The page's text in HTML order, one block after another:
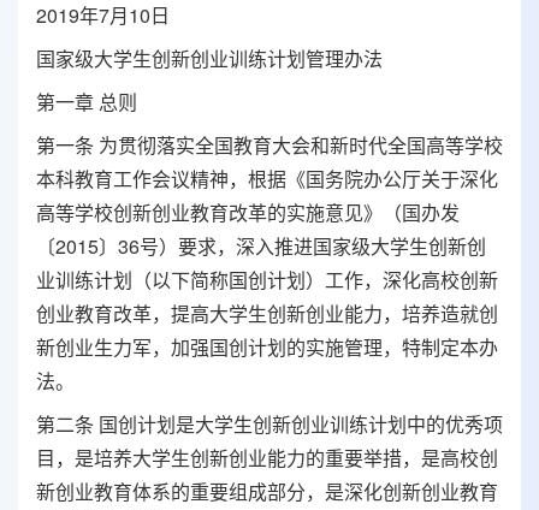
2019年7月10日
国家级大学生创新创业训练计划管理办法
第一章 总则
第一条 为贯彻落实全国教育大会和新时代全国高等学校
本科教育工作会议精神，根据《国务院办公厅关于深化
高等学校创新创业教育改革的实施意见》（国办发
〔2015〕36号）要求，深入推进国家级大学生创新创
业训练计划（以下简称国创计划）工作，深化高校创新
创业教育改革，提高大学生创新创业能力，培养造就创
新创业生力军，加强国创计划的实施管理，特制定本办
法。
第二条 国创计划是大学生创新创业训练计划中的优秀项
目，是培养大学生创新创业能力的重要举措，是高校创
新创业教育体系的重要组成部分，是深化创新创业教育